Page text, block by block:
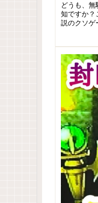
どうも、
知ですか？
説のクソゲ